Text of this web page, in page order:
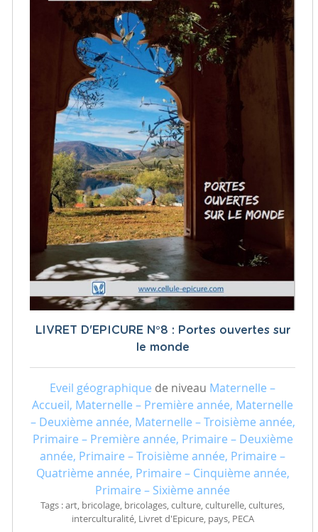
LIVRET D'EPICURE N°8 : Portes ouvertes sur
le monde
Eveil géographique de niveau Maternelle –
Accueil, Maternelle – Première année, Maternelle
– Deuxième année, Maternelle – Troisième année,
Primaire – Première année, Primaire – Deuxième
année, Primaire – Troisième année, Primaire –
Quatrième année, Primaire – Cinquième année,
Primaire – Sixième année
Tags : art, bricolage, bricolages, culture, culturelle, cultures,
interculturalité, Livret d'Epicure, pays, PECA